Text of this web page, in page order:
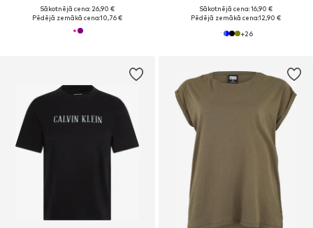
Sākotnējā cena: 26,90 €
Pēdējā zemākā cena:10,76 €
Sākotnējā cena: 16,90 €
Pēdējā zemākā cena:12,90 €
+26